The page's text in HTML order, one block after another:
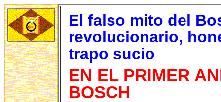
El falso mito del
revolucionario,
trapo sucio
EN EL PRIMER
BOSCH